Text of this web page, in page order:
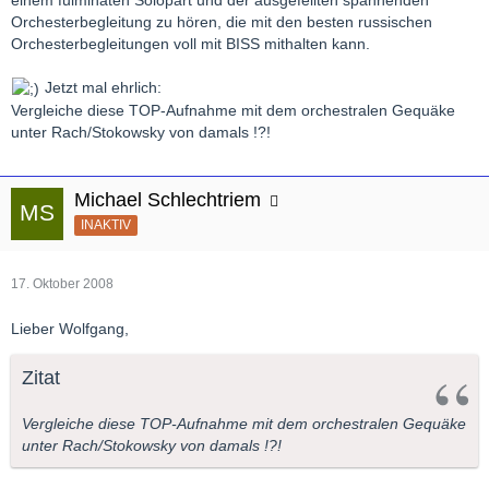
Orchesterbegleitung zu hören, die mit den besten russischen
Orchesterbegleitungen voll mit BISS mithalten kann.
Jetzt mal ehrlich:
Vergleiche diese TOP-Aufnahme mit dem orchestralen Gequäke
unter Rach/Stokowsky von damals !?!
Michael Schlechtriem
INAKTIV
17. Oktober 2008
Lieber Wolfgang,
Zitat
Vergleiche diese TOP-Aufnahme mit dem orchestralen Gequäke
unter Rach/Stokowsky von damals !?!